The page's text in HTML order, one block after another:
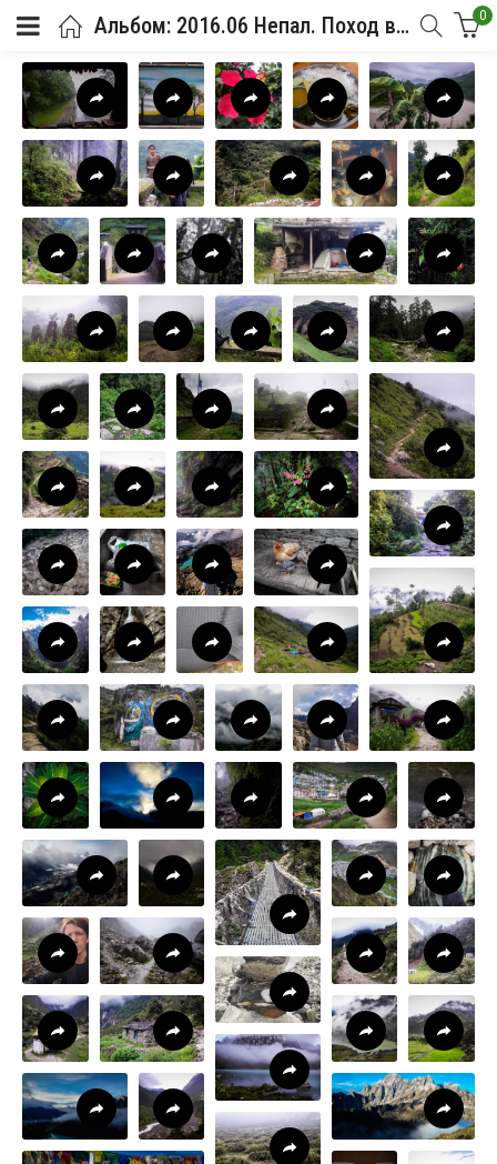
Альбом: 2016.06 Непал. Поход в базовый лагерь Эвереста 0